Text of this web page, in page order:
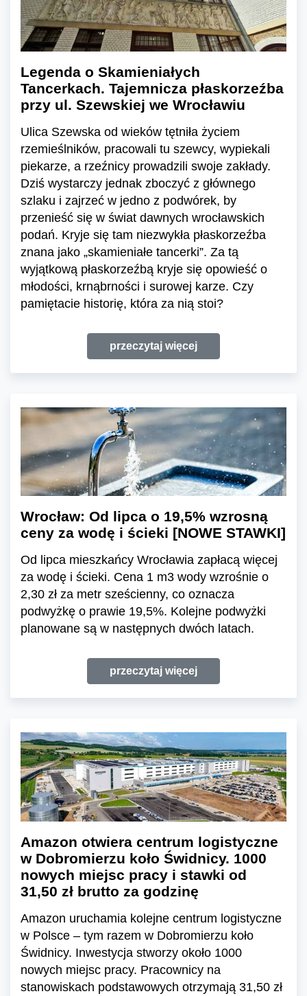
Legenda o Skamieniałych
Tancerkach. Tajemnicza płaskorzeźba
przy ul. Szewskiej we Wrocławiu
Ulica Szewska od wieków tętniła życiem
rzemieślników, pracowali tu szewcy, wypiekali
piekarze, a rzeźnicy prowadzili swoje zakłady.
Dziś wystarczy jednak zboczyć z głównego
szlaku i zajrzeć w jedno z podwórek, by
przenieść się w świat dawnych wrocławskich
podań. Kryje się tam niezwykła płaskorzeźba
znana jako „skamieniałe tancerki”. Za tą
wyjątkową płaskorzeźbą kryje się opowieść o
młodości, krnąbrności i surowej karze. Czy
pamiętacie historię, która za nią stoi?
przeczytaj więcej
Wrocław: Od lipca o 19,5% wzrosną
ceny za wodę i ścieki [NOWE STAWKI]
Od lipca mieszkańcy Wrocławia zapłacą więcej
za wodę i ścieki. Cena 1 m3 wody wzrośnie o
2,30 zł za metr sześcienny, co oznacza
podwyżkę o prawie 19,5%. Kolejne podwyżki
planowane są w następnych dwóch latach.
przeczytaj więcej
Amazon otwiera centrum logistyczne
w Dobromierzu koło Świdnicy. 1000
nowych miejsc pracy i stawki od
31,50 zł brutto za godzinę
Amazon uruchamia kolejne centrum logistyczne
w Polsce – tym razem w Dobromierzu koło
Świdnicy. Inwestycja stworzy około 1000
nowych miejsc pracy. Pracownicy na
stanowiskach podstawowych otrzymają 31,50 zł